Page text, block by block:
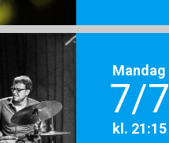
Mandag
7/7
kl. 21:15